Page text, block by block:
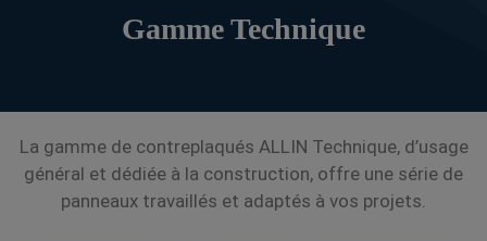
Gamme Technique
La gamme de contreplaqués ALLIN Technique, d’usage
général et dédiée à la construction, offre une série de
panneaux travaillés et adaptés à vos projets.